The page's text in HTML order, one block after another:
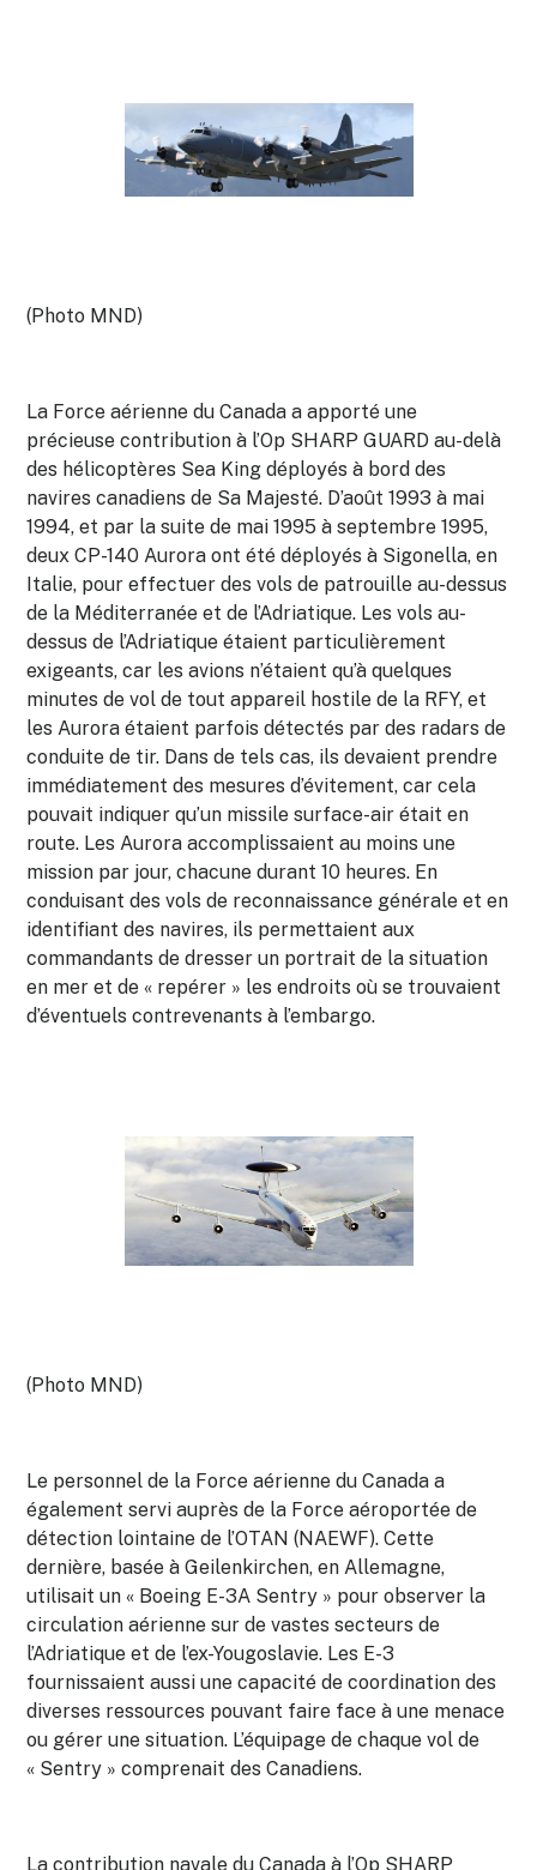
(Photo MND)
La Force aérienne du Canada a apporté une
précieuse contribution à l’Op SHARP GUARD au-delà
des hélicoptères Sea King déployés à bord des
navires canadiens de Sa Majesté. D’août 1993 à mai
1994, et par la suite de mai 1995 à septembre 1995,
deux CP-140 Aurora ont été déployés à Sigonella, en
Italie, pour effectuer des vols de patrouille au-dessus
de la Méditerranée et de l’Adriatique. Les vols au-
dessus de l’Adriatique étaient particulièrement
exigeants, car les avions n’étaient qu’à quelques
minutes de vol de tout appareil hostile de la RFY, et
les Aurora étaient parfois détectés par des radars de
conduite de tir. Dans de tels cas, ils devaient prendre
immédiatement des mesures d’évitement, car cela
pouvait indiquer qu’un missile surface-air était en
route. Les Aurora accomplissaient au moins une
mission par jour, chacune durant 10 heures. En
conduisant des vols de reconnaissance générale et en
identifiant des navires, ils permettaient aux
commandants de dresser un portrait de la situation
en mer et de « repérer » les endroits où se trouvaient
d’éventuels contrevenants à l’embargo.
(Photo MND)
Le personnel de la Force aérienne du Canada a
également servi auprès de la Force aéroportée de
détection lointaine de l’OTAN (NAEWF). Cette
dernière, basée à Geilenkirchen, en Allemagne,
utilisait un « Boeing E-3A Sentry » pour observer la
circulation aérienne sur de vastes secteurs de
l’Adriatique et de l’ex-Yougoslavie. Les E-3
fournissaient aussi une capacité de coordination des
diverses ressources pouvant faire face à une menace
ou gérer une situation. L’équipage de chaque vol de
« Sentry » comprenait des Canadiens.
La contribution navale du Canada à l’Op SHARP